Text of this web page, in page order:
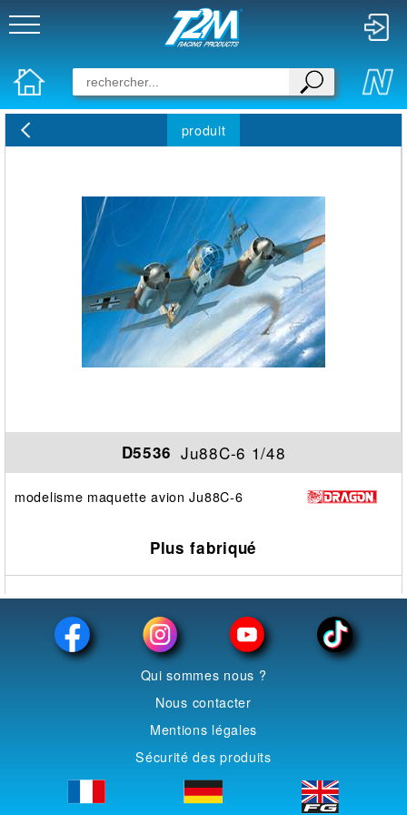
produit
D5536 Ju88C-6 1/48
modelisme maquette avion Ju88C-6
Plus fabriqué
Qui sommes nous ?
Nous contacter
Mentions légales
Sécurité des produits